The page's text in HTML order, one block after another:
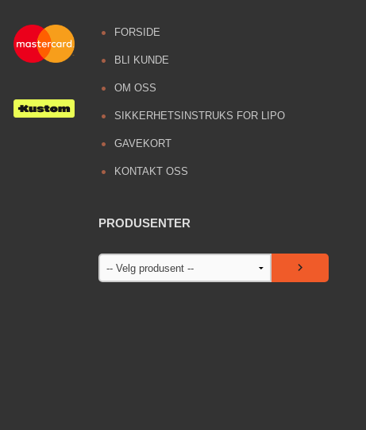
FORSIDE
BLI KUNDE
OM OSS
SIKKERHETSINSTRUKS FOR LIPO
GAVEKORT
KONTAKT OSS
PRODUSENTER